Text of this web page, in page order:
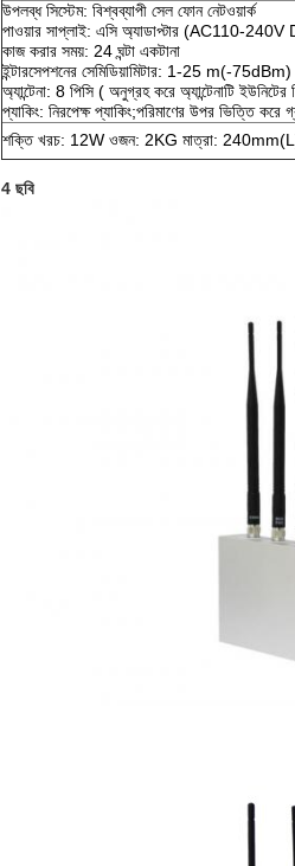
উপলব্ধ সিস্টেম: বিশ্বব্যাপী সেল ফোন নেটওয়ার্ক
পাওয়ার সাপ্লাই: এসি অ্যাডাপ্টার (AC110-
কাজ করার সময়: 24 ঘন্টা একটানা
ইন্টারসেপশনের সেমিডিয়ামিটার: 1-25 m(-75dBm)
অ্যান্টেনা: 8 পিসি ( অনুগ্রহ করে অ্যান্টেনাটি
প্যাকিং: নিরপেক্ষ প্যাকিং;পরিমাণের উপর ভিত্তি
শক্তি খরচ: 12W ওজন: 2KG মাত্রা:
4 ছবি